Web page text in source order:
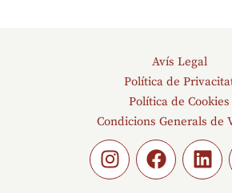
Avís Legal
Política de
Política de Cookies
Condicions Generals de